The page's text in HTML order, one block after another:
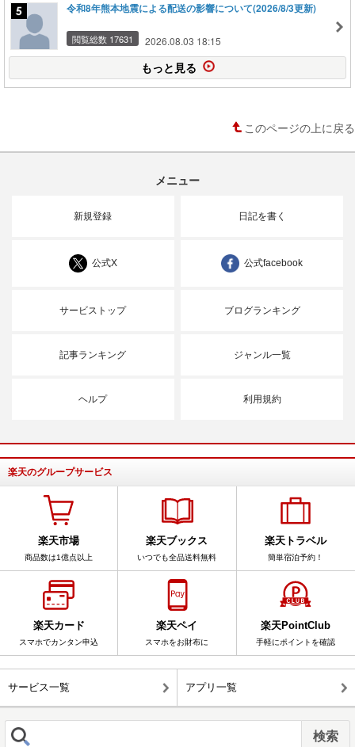
令和8年熊本地震による配送の影響について(2026/8/3更新)
閲覧総数 17631 2026.08.03 18:15
もっと見る
このページの上に戻る
メニュー
新規登録 日記を書く
公式X 公式facebook
サービストップ ブログランキング
記事ランキング ジャンル一覧
ヘルプ 利用規約
楽天のグループサービス
楽天市場
商品数は1億点以上
楽天ブックス
いつでも全品送料無料
楽天トラベル
簡単宿泊予約！
楽天カード
スマホでカンタン申込
楽天ペイ
スマホをお財布に
楽天PointClub
手軽にポイントを確認
サービス一覧 アプリ一覧